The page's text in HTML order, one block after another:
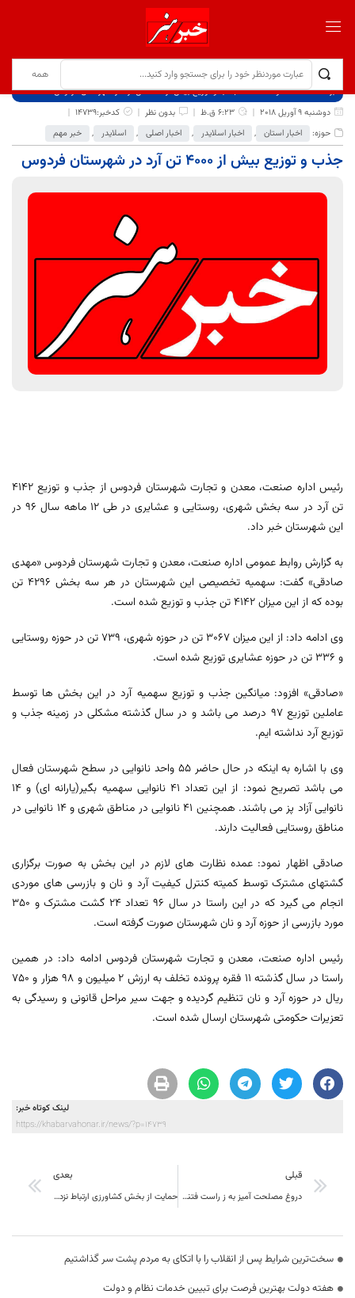
برگ نخست نوشته‌ها
جذب و توزیع بیش از 4000 تن آرد در شهرستان فردوس
دوشنبه 9 آوریل 2018
6:23 ق.ظ بدون نظر
کدخبر:14739
حوزه:
اخبار استان , اخبار اسلایدر , اخبار اصلی , اسلایدر , خبر مهم
جذب و توزیع بیش از 4000 تن آرد در شهرستان فردوس
رئیس اداره صنعت، معدن و تجارت شهرستان فردوس از جذب و توزیع 4142
تن آرد در سه بخش شهری، روستایی و عشایری در طی 12 ماهه سال 96 در
این شهرستان خبر داد.
به گزارش روابط عمومی اداره صنعت، معدن و تجارت شهرستان فردوس «مهدی
صادقی» گفت: سهمیه تخصیصی این شهرستان در هر سه بخش 4296 تن
بوده که از این میزان 4142 تن جذب و توزیع شده است.
وی ادامه داد: از این میزان 3067 تن در حوزه شهری، 739 تن در حوزه روستایی
و 336 تن در حوزه عشایری توزیع شده است.
«صادقی» افزود: میانگین جذب و توزیع سهمیه آرد در این بخش ها توسط
عاملین توزیع 97 درصد می باشد و در سال گذشته مشکلی در زمینه جذب و
توزیع آرد نداشته ایم.
وی با اشاره به اینکه در حال حاضر 55 واحد نانوایی در سطح شهرستان فعال
می باشد تصریح نمود: از این تعداد 41 نانوایی سهمیه بگیر(یارانه ای) و 14
نانوایی آزاد پز می باشند. همچنین 41 نانوایی در مناطق شهری و 14 نانوایی در
مناطق روستایی فعالیت دارند.
صادقی اظهار نمود: عمده نظارت های لازم در این بخش به صورت برگزاری
گشتهای مشترک توسط کمیته کنترل کیفیت آرد و نان و بازرسی های موردی
انجام می گیرد که در این راستا در سال 96 تعداد 24 گشت مشترک و 350
مورد بازرسی از حوزه آرد و نان شهرستان صورت گرفته است.
رئیس اداره صنعت، معدن و تجارت شهرستان فردوس ادامه داد: در همین
راستا در سال گذشته 11 فقره پرونده تخلف به ارزش 2 میلیون و 98 هزار و 750
ریال در حوزه آرد و نان تنظیم گردیده و جهت سیر مراحل قانونی و رسیدگی به
تعزیرات حکومتی شهرستان ارسال شده است.
لینک کوتاه خبر:
https://khabarvahonar.ir/news/?p=14739
قبلی
دروغ مصلحت آمیز به ز راست فتنه برانگیز
بعدی
حمایت از بخش کشاورزی ارتباط نزدیک با حمایت از کالای ایرانی دارد
سخت‌ترین شرایط پس از انقلاب را با اتکای به مردم پشت سر گذاشتیم
هفته دولت بهترین فرصت برای تبیین خدمات نظام و دولت